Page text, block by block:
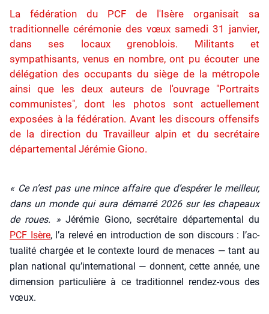
La fédération du PCF de l'Isère organisait sa
traditionnelle cérémonie des vœux samedi 31 janvier,
dans ses locaux grenoblois. Militants et
sympathisants, venus en nombre, ont pu écouter une
délégation des occupants du siège de la métropole
ainsi que les deux auteurs de l'ouvrage "Portraits
communistes", dont les photos sont actuellement
exposées à la fédération. Avant les discours offensifs
de la direction du Travailleur alpin et du secrétaire
départemental Jérémie Giono.
« Ce n’est pas une mince affaire que d’espérer le meilleur,
dans un monde qui aura démar­ré 2026 sur les cha­peaux
de roues. »Jéré­mie Gio­no, secré­taire dépar­te­men­tal du
PCF Isère, l’a rele­vé en intro­duc­tion de son dis­cours : l’ac­
tua­li­té char­gée et le contexte lourd de menaces — tant au
plan natio­nal qu’in­ter­na­tio­nal — donnent, cette année, une
dimen­sion par­ti­cu­lière à ce tra­di­tion­nel ren­dez-vous des
vœux.